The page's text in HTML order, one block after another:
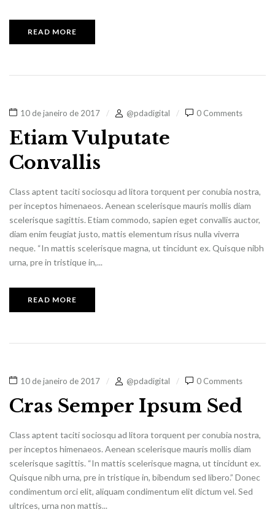
READ MORE
10 de janeiro de 2017 @pdadigital 0 Comments
Etiam Vulputate
Convallis
Class aptent taciti sociosqu ad litora torquent per conubia nostra,
per inceptos himenaeos. Aenean scelerisque mauris mollis diam
scelerisque sagittis. Etiam commodo, sapien eget convallis auctor,
diam enim feugiat justo, mattis elementum risus nulla viverra
neque. “In mattis scelerisque magna, ut tincidunt ex. Quisque nibh
urna, pre in tristique in,...
READ MORE
10 de janeiro de 2017 @pdadigital 0 Comments
Cras Semper Ipsum Sed
Class aptent taciti sociosqu ad litora torquent per conubia nostra,
per inceptos himenaeos. Aenean scelerisque mauris mollis diam
scelerisque sagittis. “In mattis scelerisque magna, ut tincidunt ex.
Quisque nibh urna, pre in tristique in, bibendum sed libero.” Donec
condimentum orci elit, aliquam condimentum elit dictum vel. Sed
ultrices, urna non mattis...